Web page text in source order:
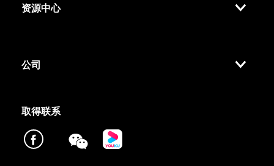
资源中心
公司
取得联系